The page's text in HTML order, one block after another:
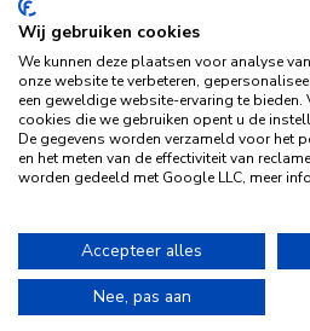
Kerkhof 8, 4301EP Zierikzee
tel: 0111-820382
info@topledshop.nl
KVK: 34380695
BTW: NL001286892B39
Bank: KNAB
Rek: NL86KNAB0257746951
© 2026 | Alle rechten voorbehouden
Wij gebruiken cookies
We kunnen deze plaatsen voor analyse
onze website te verbeteren,
een geweldige website-ervaring te bieden.
cookies die we gebruiken opent u de
De gegevens worden verzameld voor het
en het meten van de effectiviteit van
worden gedeeld met Google LLC, meer
Accepteer alles
Nee, pas aan